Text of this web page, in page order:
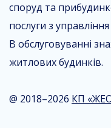
споруд та
послуги з
В обслуговуванні
житлових будинків.
@ 2018–2026 КП